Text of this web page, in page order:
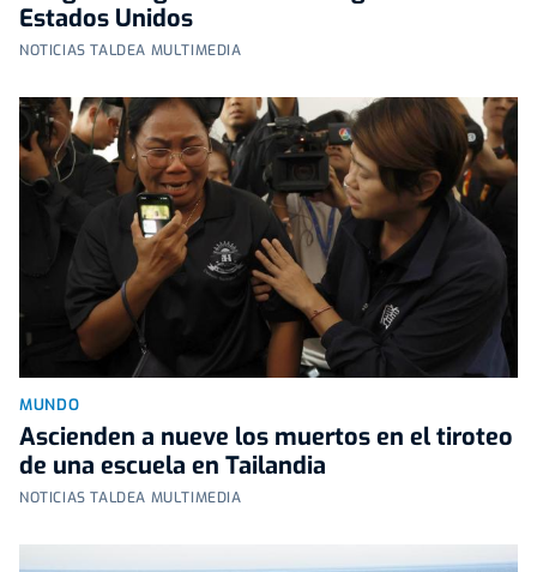
Estados Unidos
NOTICIAS TALDEA MULTIMEDIA
MUNDO
Ascienden a nueve los muertos en el tiroteo
de una escuela en Tailandia
NOTICIAS TALDEA MULTIMEDIA